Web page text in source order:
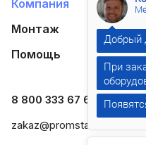
Компания
Монтаж
Помощь
8 800 333 67 66
zakaz@promstandart.su
При